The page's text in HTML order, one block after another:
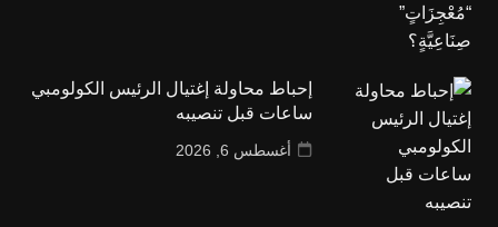
إحباط محاولة إغتيال الرئيس الكولومبي
ساعات قبل تنصيبه
أغسطس 6, 2026